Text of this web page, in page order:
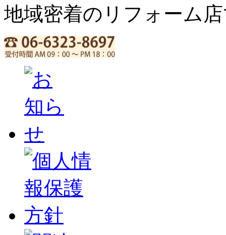
地域密着のリフォーム